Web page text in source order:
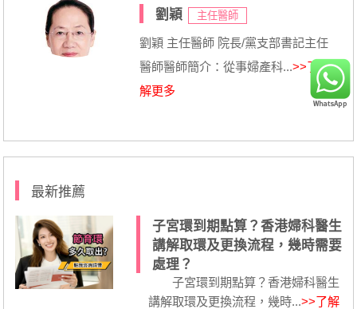
劉穎 主任醫師
劉穎 主任醫師 院長/黨支部書記主任
醫師醫師簡介：從事婦產科...>>了
解更多
最新推薦
子宮環到期點算？香港婦科醫生
講解取環及更換流程，幾時需要
處理？
子宮環到期點算？香港婦科醫生
講解取環及更換流程，幾時...>>了解